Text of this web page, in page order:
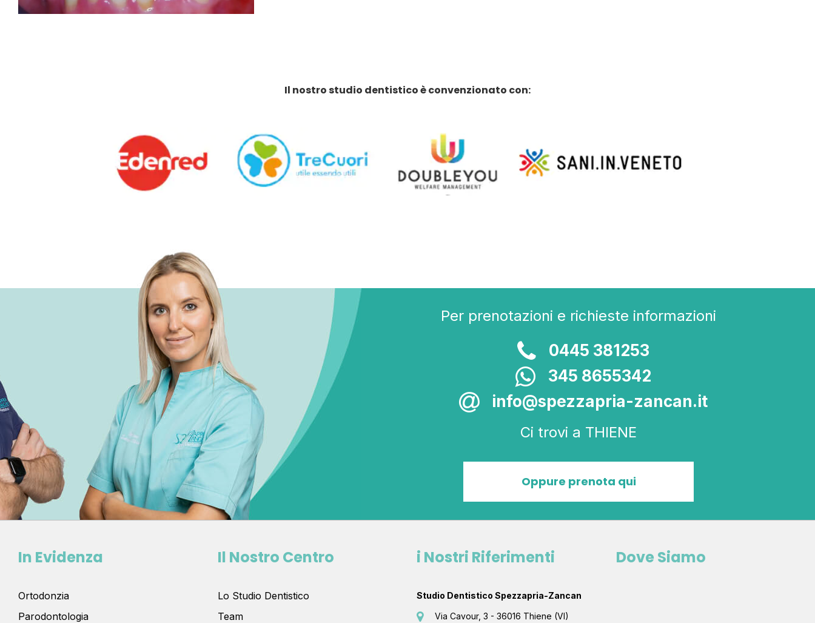
Il nostro studio dentistico è convenzionato con:
Per prenotazioni e richieste informazioni
0445 381253
345 8655342
info@spezzapria-zancan.it
Ci trovi a THIENE
Oppure prenota qui
In Evidenza
Ortodonzia
Parodontologia
Il Nostro Centro
Lo Studio Dentistico
Team
i Nostri Riferimenti
Studio Dentistico Spezzapria-Zancan
Via Cavour, 3 - 36016 Thiene (VI)
Dove Siamo